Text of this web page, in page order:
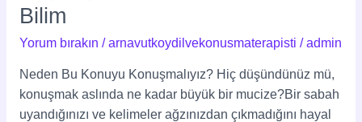
Bilim
Yorum bırakın /arnavutkoydilvekonusmaterapisti /admin
Neden Bu Konuyu Konuşmalıyız? Hiç düşündünüz mü,
konuşmak aslında ne kadar büyük bir mucize?Bir sabah
uyandığınızı ve kelimeler ağzınızdan çıkmadığını hayal